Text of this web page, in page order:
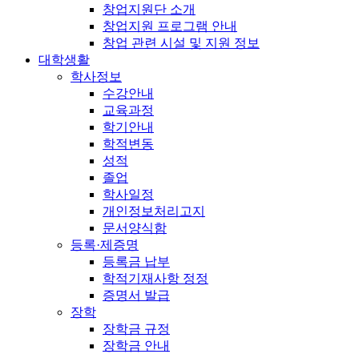
창업지원단 소개
창업지원 프로그램 안내
창업 관련 시설 및 지원 정보
대학생활
학사정보
수강안내
교육과정
학기안내
학적변동
성적
졸업
학사일정
개인정보처리고지
문서양식함
등록·제증명
등록금 납부
학적기재사항 정정
증명서 발급
장학
장학금 규정
장학금 안내